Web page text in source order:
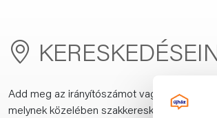
Add meg az irányítószámot vagy a település
melynek közelében szakkereskedést keresel: